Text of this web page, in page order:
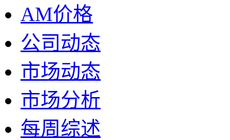
AM价格
公司动态
市场动态
市场分析
每周综述